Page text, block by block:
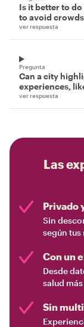
Is it better to
to avoid
ver respuesta
Pregunta
Can a city
experiences,
ver respuesta
Las
Privado
Sin
según tus
Con un
Desde
salud
Sin